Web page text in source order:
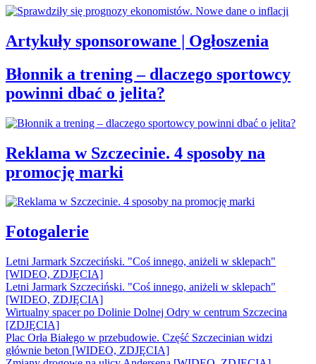
Artykuły sponsorowane | Ogłoszenia
Błonnik a trening – dlaczego sportowcy
powinni dbać o jelita?
Reklama w Szczecinie. 4 sposoby na
promocję marki
Fotogalerie
Letni Jarmark Szczeciński. "Coś innego, aniżeli w sklepach"
[WIDEO, ZDJĘCIA]
Letni Jarmark Szczeciński. "Coś innego, aniżeli w sklepach"
[WIDEO, ZDJĘCIA]
Wirtualny spacer po Dolinie Dolnej Odry w centrum Szczecina
[ZDJĘCIA]
Plac Orła Białego w przebudowie. Część Szczecinian widzi
głównie beton [WIDEO, ZDJĘCIA]